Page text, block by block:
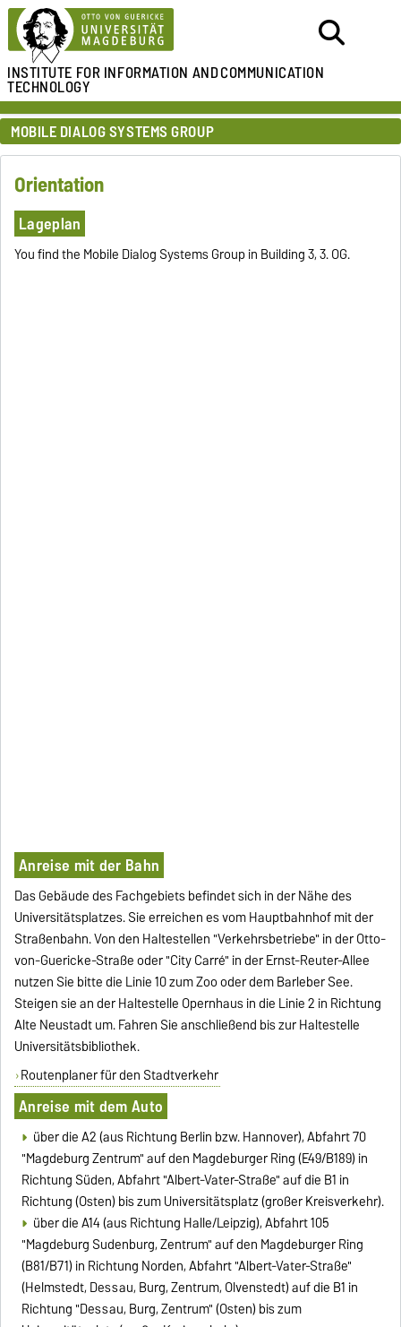
INSTITUTE FORINFORMATION ANDCOMMUNICATION
TECHNOLOGY
MOBILE DIALOG SYSTEMS GROUP
Orientation
Lageplan
You find the Mobile Dialog Systems Group in Building 3, 3. OG.
Anreise mit der Bahn
Das Gebäude des Fachgebiets befindet sich in der Nähe des
Universitätsplatzes. Sie erreichen es vom Hauptbahnhof mit der
Straßenbahn. Von den Haltestellen "Verkehrsbetriebe" in der Otto-
von-Guericke-Straße oder "City Carré" in der Ernst-Reuter-Allee
nutzen Sie bitte die Linie 10 zum Zoo oder dem Barleber See.
Steigen sie an der Haltestelle Opernhaus in die Linie 2 in Richtung
Alte Neustadt um. Fahren Sie anschließend bis zur Haltestelle
Universitätsbibliothek.
Routenplaner für den Stadtverkehr
Anreise mit dem Auto
über die A2 (aus Richtung Berlin bzw. Hannover), Abfahrt 70
"Magdeburg Zentrum" auf den Magdeburger Ring (E49/B189) in
Richtung Süden, Abfahrt "Albert-Vater-Straße" auf die B1 in
Richtung (Osten) bis zum Universitätsplatz (großer Kreisverkehr).
über die A14 (aus Richtung Halle/Leipzig), Abfahrt 105
"Magdeburg Sudenburg, Zentrum" auf den Magdeburger Ring
(B81/B71) in Richtung Norden, Abfahrt "Albert-Vater-Straße"
(Helmstedt, Dessau, Burg, Zentrum, Olvenstedt) auf die B1 in
Richtung "Dessau, Burg, Zentrum" (Osten) bis zum